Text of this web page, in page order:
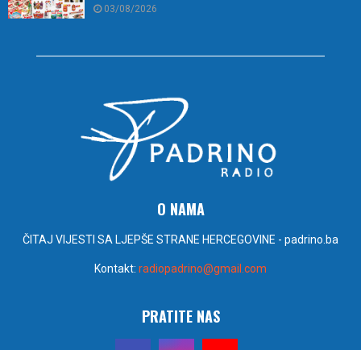
03/08/2026
O NAMA
ČITAJ VIJESTI SA LJEPŠE STRANE HERCEGOVINE - padrino.ba
Kontakt: radiopadrino@gmail.com
PRATITE NAS